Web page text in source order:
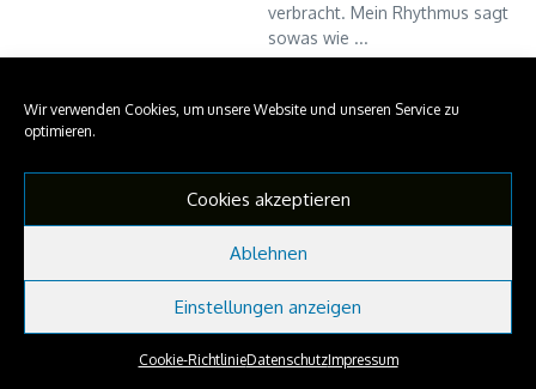
Wir verwenden Cookies, um unsere Website und unseren Service zu
optimieren.
Cookies akzeptieren
Ablehnen
Einstellungen anzeigen
Cookie-RichtlinieDatenschutzImpressum
verbracht. Mein Rhythmus sagt
sowas wie ...
Copyright © 2026 NaninkasTravelSpots | Präsentiert von
Nachrichtenmagazin X